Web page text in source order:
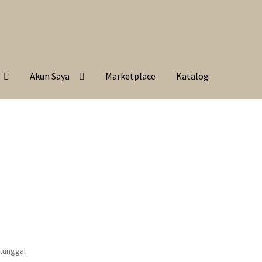
Akun Saya Marketplace Katalog